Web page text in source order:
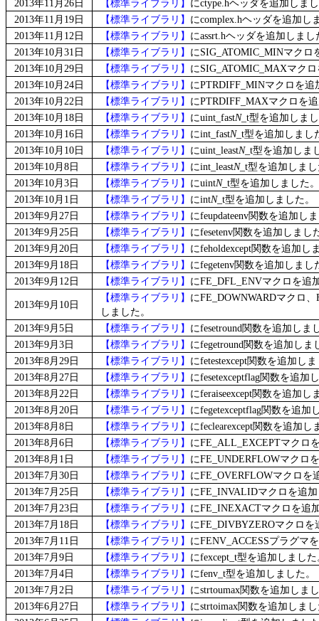
2013年11月26日
【標準ライブラリ】 にctype.hヘッダを追加しま
2013年11月19日
【標準ライブラリ】 にcomplex.hヘッダを追加し
2013年11月12日
【標準ライブラリ】 にassrt.hヘッダを追加しまし
2013年10月31日
【標準ライブラリ】 にSIG_ATOMIC_MINマクロ
2013年10月29日
【標準ライブラリ】 にSIG_ATOMIC_MAXマク
2013年10月24日
【標準ライブラリ】 にPTRDIFF_MINマクロを追
2013年10月22日
【標準ライブラリ】 にPTRDIFF_MAXマクロを
2013年10月18日
【標準ライブラリ】 にuint_fastN_t型を追加しま
2013年10月16日
【標準ライブラリ】 にint_fastN_t型を追加しまし
2013年10月10日
【標準ライブラリ】 にuint_leastN_t型を追加しま
2013年10月8日
【標準ライブラリ】 にint_leastN_t型を追加しま
2013年10月3日
【標準ライブラリ】 にuintN_t型を追加しました。
2013年10月1日
【標準ライブラリ】 にintN_t型を追加しました。
2013年9月27日
【標準ライブラリ】 にfeupdateenv関数を追加し
2013年9月25日
【標準ライブラリ】 にfesetenv関数を追加しまし
2013年9月20日
【標準ライブラリ】 にfeholdexcept関数を追加し
2013年9月18日
【標準ライブラリ】 にfegetenv関数を追加しまし
2013年9月12日
【標準ライブラリ】 にFE_DFL_ENVマクロを追
2013年9月10日
【標準ライブラリ】 にFE_DOWNWARDマクロ
しました。
2013年9月5日
【標準ライブラリ】 にfesetround関数を追加しま
2013年9月3日
【標準ライブラリ】 にfegetround関数を追加しま
2013年8月29日
【標準ライブラリ】 にfetestexcept関数を追加し
2013年8月27日
【標準ライブラリ】 にfesetexceptflag関数を追加
2013年8月22日
【標準ライブラリ】 にferaiseexcept関数を追加し
2013年8月20日
【標準ライブラリ】 にfegetexceptflag関数を追加
2013年8月8日
【標準ライブラリ】 にfeclearexcept関数を追加し
2013年8月6日
【標準ライブラリ】 にFE_ALL_EXCEPTマクロ
2013年8月1日
【標準ライブラリ】 にFE_UNDERFLOWマクロ
2013年7月30日
【標準ライブラリ】 にFE_OVERFLOWマクロを
2013年7月25日
【標準ライブラリ】 にFE_INVALIDマクロを追
2013年7月23日
【標準ライブラリ】 にFE_INEXACTマクロを追
2013年7月18日
【標準ライブラリ】 にFE_DIVBYZEROマクロを
2013年7月11日
【標準ライブラリ】 にFENV_ACCESSプラグマ
2013年7月9日
【標準ライブラリ】 にfexcept_t型を追加しました
2013年7月4日
【標準ライブラリ】 にfenv_t型を追加しました。
2013年7月2日
【標準ライブラリ】 にstrtoumax関数を追加しま
2013年6月27日
【標準ライブラリ】 にstrtoimax関数を追加しま